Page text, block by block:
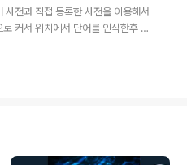
자판을 단축키로 전환할수 있습니
렇게 미리 변경할 언어를 제 ..
전과 직접 등록한 사전을 이용해서
커서 위치에서 단어를 인식한후 한
어 뒤쪽에 두시면 됩니다. 그리고
지 않은 단어를 등록하는 방법입
메뉴를 클릭합니다. 단축키는 Ctrl +